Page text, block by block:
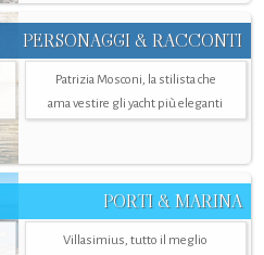
PERSONAGGI & RACCONTI
Patrizia Mosconi, la stilista che
ama vestire gli yacht più eleganti
PORTI & MARINA
Villasimius, tutto il meglio